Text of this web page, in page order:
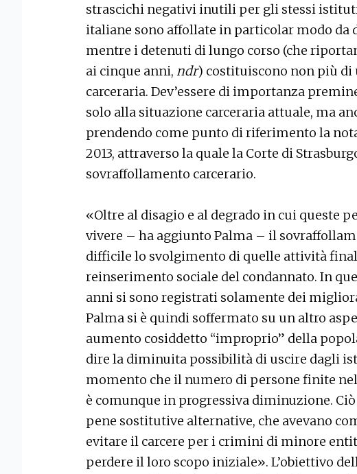
strascichi negativi inutili per gli stessi
italiane sono affollate in particolar modo da
mentre i detenuti di lungo corso (che
ai cinque anni, ndr) costituiscono non più di
carceraria. Dev’essere di importanza
solo alla situazione carceraria attuale, ma
prendendo come punto di riferimento la
2013, attraverso la quale la Corte di
sovraffollamento carcerario.
«Oltre al disagio e al degrado in cui queste
vivere – ha aggiunto Palma – il
difficile lo svolgimento di quelle attività
reinserimento sociale del condannato. In
anni si sono registrati solamente dei
Palma si è quindi soffermato su un altro
aumento cosiddetto “improprio” della
dire la diminuita possibilità di uscire dagli
momento che il numero di persone finite
è comunque in progressiva diminuzione.
pene sostitutive alternative, che avevano
evitare il carcere per i crimini di minore
perdere il loro scopo iniziale». L’obiettivo